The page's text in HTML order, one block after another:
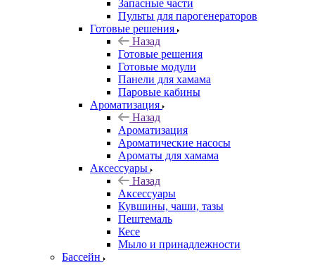
Запасные части
Пульты для парогенераторов
Готовые решения
Назад
Готовые решения
Готовые модули
Панели для хамама
Паровые кабины
Ароматизация
Назад
Ароматизация
Ароматические насосы
Ароматы для хамама
Аксессуары
Назад
Аксессуары
Кувшины, чаши, тазы
Пештемаль
Кесе
Мыло и принадлежности
Бассейн